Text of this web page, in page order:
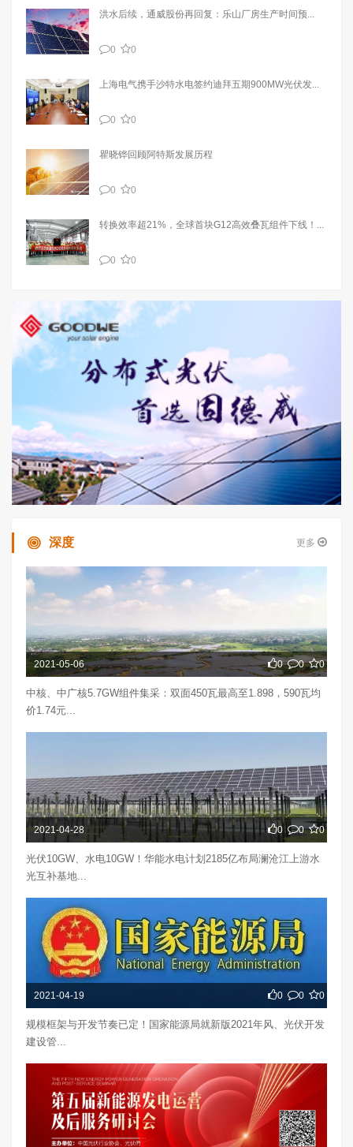
洪水后续，通威股份再回复：乐山厂房生产时间预...
0 0
上海电气携手沙特水电签约迪拜五期900MW光伏发...
0 0
瞿晓铧回顾阿特斯发展历程
0 0
转换效率超21%，全球首块G12高效叠瓦组件下线！...
0 0
深度 更多
2021-05-06 0 0 0
中核、中广核5.7GW组件集采：双面450瓦最高至1.898，590瓦均
价1.74元...
2021-04-28 0 0 0
光伏10GW、水电10GW！华能水电计划2185亿布局澜沧江上游水
光互补基地...
2021-04-19 0 0 0
规模框架与开发节奏已定！国家能源局就新版2021年风、光伏开发
建设管...